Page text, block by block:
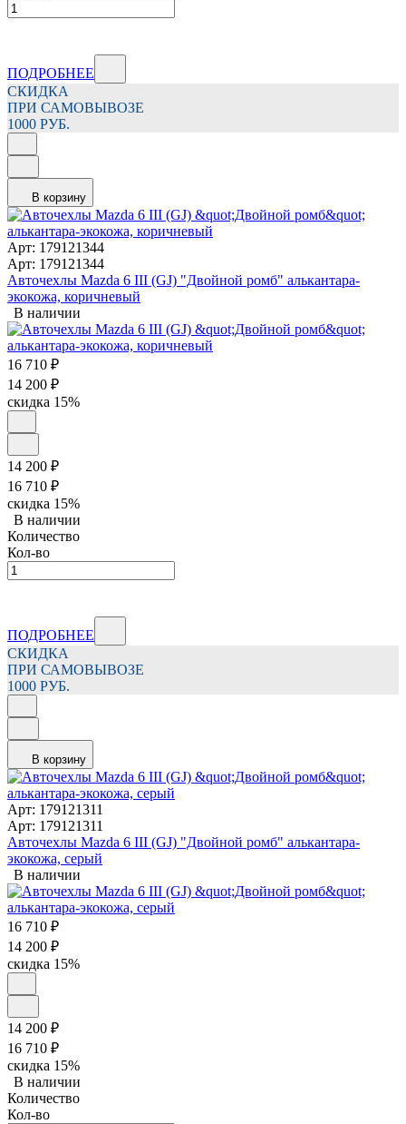
ПОДРОБНЕЕ
СКИДКА
ПРИ САМОВЫВОЗЕ
1000 РУБ.
В корзину
Арт: 179121344
Арт: 179121344
Авточехлы Mazda 6 III (GJ) "Двойной ромб" алькантара-
экокожа, коричневый
В наличии
16 710 ₽
14 200 ₽
скидка 15%
14 200 ₽
16 710 ₽
скидка 15%
В наличии
Количество
Кол-во
ПОДРОБНЕЕ
СКИДКА
ПРИ САМОВЫВОЗЕ
1000 РУБ.
В корзину
Арт: 179121311
Арт: 179121311
Авточехлы Mazda 6 III (GJ) "Двойной ромб" алькантара-
экокожа, серый
В наличии
16 710 ₽
14 200 ₽
скидка 15%
14 200 ₽
16 710 ₽
скидка 15%
В наличии
Количество
Кол-во